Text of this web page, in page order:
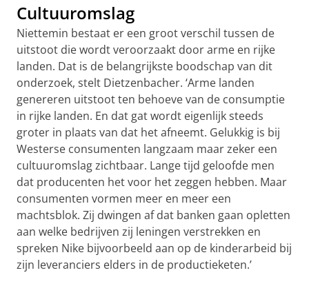
Cultuuromslag
Niettemin bestaat er een groot verschil tussen de
uitstoot die wordt veroorzaakt door arme en rijke
landen. Dat is de belangrijkste boodschap van dit
onderzoek, stelt Dietzenbacher. ‘Arme landen
genereren uitstoot ten behoeve van de consumptie
in rijke landen. En dat gat wordt eigenlijk steeds
groter in plaats van dat het afneemt. Gelukkig is bij
Westerse consumenten langzaam maar zeker een
cultuuromslag zichtbaar. Lange tijd geloofde men
dat producenten het voor het zeggen hebben. Maar
consumenten vormen meer en meer een
machtsblok. Zij dwingen af dat banken gaan opletten
aan welke bedrijven zij leningen verstrekken en
spreken Nike bijvoorbeeld aan op de kinderarbeid bij
zijn leveranciers elders in de productieketen.’